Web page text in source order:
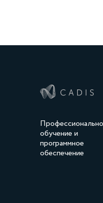
обучение и
программное
обеспечение